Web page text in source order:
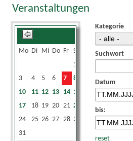
Veranstaltungen
Mo Di Mi Do Fr Sa
1
3
4 5 6 7 8
10
11 12 13 14 15
17
18 19 20 21 22
24
25 26 27 28 29
31
Kategorie
Suchwort
Datum
bis:
reset